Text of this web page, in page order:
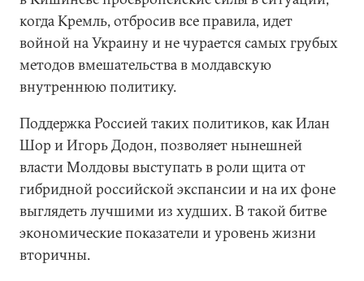
когда Кремль, отбросив все правила, идет
войной на Украину и не чурается самых грубых
методов вмешательства в молдавскую
внутреннюю политику.
Поддержка Россией таких политиков, как Илан
Шор и Игорь Додон, позволяет нынешней
власти Молдовы выступать в роли щита от
гибридной российской экспансии и на их фоне
выглядеть лучшими из худших. В такой битве
экономические показатели и уровень жизни
вторичны.